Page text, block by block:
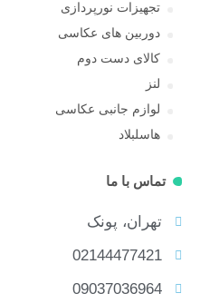
تجهیزات نورپردازی
دوربین های عکاسی
کالای دست دوم
لنز
لوازم جانبی عکاسی
هاسلبلاد
تماس با ما
تهران، پونک
02144477421
09037036964